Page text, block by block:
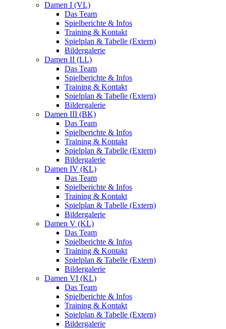
Damen I (VL)
Das Team
Spielberichte & Infos
Training & Kontakt
Spielplan & Tabelle (Extern)
Bildergalerie
Damen II (LL)
Das Team
Spielberichte & Infos
Training & Kontakt
Spielplan & Tabelle (Extern)
Bildergalerie
Damen III (BK)
Das Team
Spielberichte & Infos
Training & Kontakt
Spielplan & Tabelle (Extern)
Bildergalerie
Damen IV (KL)
Das Team
Spielberichte & Infos
Training & Kontakt
Spielplan & Tabelle (Extern)
Bildergalerie
Damen V (KL)
Das Team
Spielberichte & Infos
Training & Kontakt
Spielplan & Tabelle (Extern)
Bildergalerie
Damen VI (KL)
Das Team
Spielberichte & Infos
Training & Kontakt
Spielplan & Tabelle (Extern)
Bildergalerie